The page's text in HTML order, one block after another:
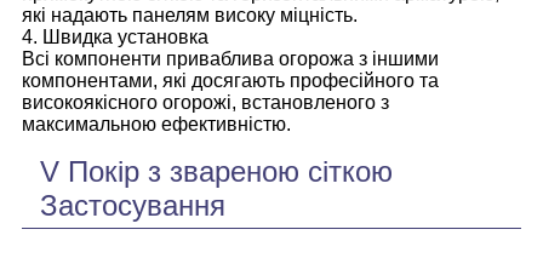
які надають панелям високу міцність.
4. Швидка установка
Всі компоненти приваблива огорожа з іншими
компонентами, які досягають професійного та
високоякісного огорожі, встановленого з
максимальною ефективністю.
V Покір з звареною сіткою
Застосування